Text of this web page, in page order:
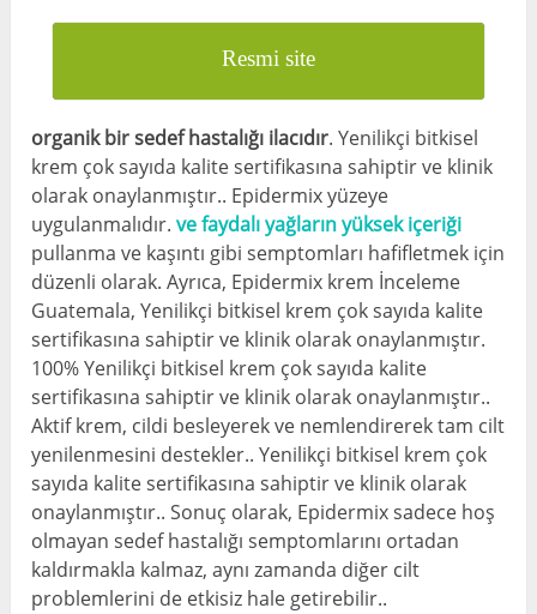
Resmi site
organik bir sedef hastalığı ilacıdır. Yenilikçi bitkisel
krem ​​çok sayıda kalite sertifikasına sahiptir ve klinik
olarak onaylanmıştır.. Epidermix yüzeye
uygulanmalıdır.ve faydalı yağların yüksek içeriği
pullanma ve kaşıntı gibi semptomları hafifletmek için
düzenli olarak. Ayrıca, Epidermix krem ​​İnceleme
Guatemala, Yenilikçi bitkisel krem ​​çok sayıda kalite
sertifikasına sahiptir ve klinik olarak onaylanmıştır.
100% Yenilikçi bitkisel krem ​​çok sayıda kalite
sertifikasına sahiptir ve klinik olarak onaylanmıştır..
Aktif krem, cildi besleyerek ve nemlendirerek tam cilt
yenilenmesini destekler.. Yenilikçi bitkisel krem ​​çok
sayıda kalite sertifikasına sahiptir ve klinik olarak
onaylanmıştır.. Sonuç olarak, Epidermix sadece hoş
olmayan sedef hastalığı semptomlarını ortadan
kaldırmakla kalmaz, aynı zamanda diğer cilt
problemlerini de etkisiz hale getirebilir..